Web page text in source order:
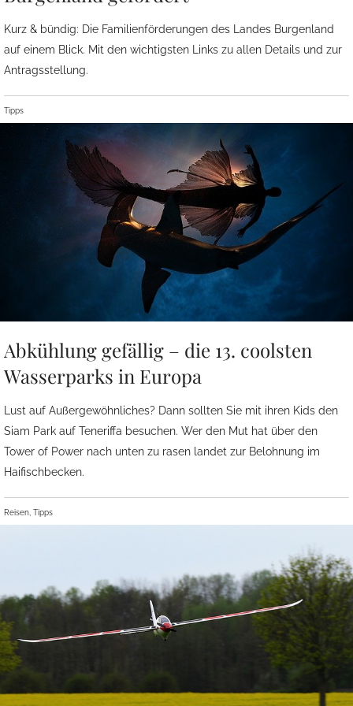
Kurz & bündig: Die Familienförderungen des Landes Burgenland
auf einem Blick. Mit den wichtigsten Links zu allen Details und zur
Antragsstellung.
Tipps
Abkühlung gefällig – die 13. coolsten
Wasserparks in Europa
Lust auf Außergewöhnliches? Dann sollten Sie mit ihren Kids den
Siam Park auf Teneriffa besuchen. Wer den Mut hat über den
Tower of Power nach unten zu rasen landet zur Belohnung im
Haifischbecken.
Reisen, Tipps